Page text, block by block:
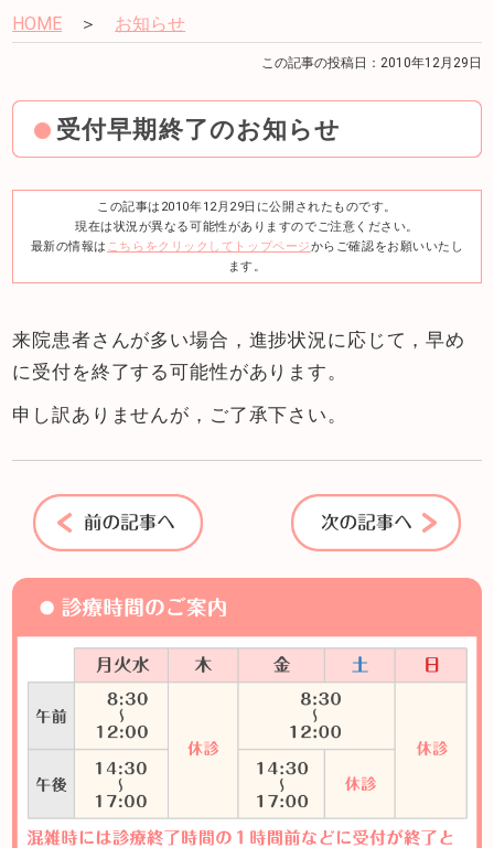
HOME ＞ お知らせ
この記事の投稿日：2010年12月29日
受付早期終了のお知らせ
この記事は2010年12月29日に公開されたものです。
現在は状況が異なる可能性がありますのでご注意ください。
最新の情報は こちらをクリックしてトップページからご確認をお願いいたし
ます。
来院患者さんが多い場合，進捗状況に応じて，早め
に受付を終了する可能性があります。
申し訳ありませんが，ご了承下さい。